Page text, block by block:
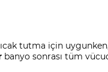
tutma için
banyo sonrası tüm